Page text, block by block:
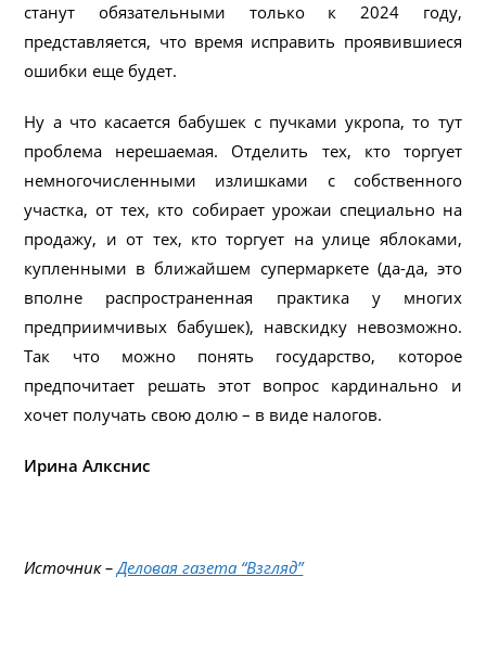
станут обязательными только к 2024 году,
представляется, что время исправить проявившиеся
ошибки еще будет.
Ну а что касается бабушек с пучками укропа, то тут
проблема нерешаемая. Отделить тех, кто торгует
немногочисленными излишками с собственного
участка, от тех, кто собирает урожаи специально на
продажу, и от тех, кто торгует на улице яблоками,
купленными в ближайшем супермаркете (да-да, это
вполне распространенная практика у многих
предприимчивых бабушек), навскидку невозможно.
Так что можно понять государство, которое
предпочитает решать этот вопрос кардинально и
хочет получать свою долю – в виде налогов.
Ирина Алкснис
Источник –Деловая газета “Взгляд”